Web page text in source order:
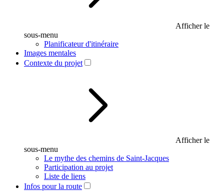
Afficher le
sous-menu
Planificateur d'itinéraire
Images mentales
Contexte du projet
Afficher le
sous-menu
Le mythe des chemins de Saint-Jacques
Participation au projet
Liste de liens
Infos pour la route